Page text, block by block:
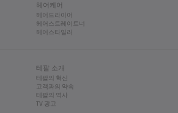
헤어케어
헤어드라이어
헤어스트레이트너
헤어스타일러
테팔 소개
테팔의 혁신
고객과의 약속
테팔의 역사
TV 광고